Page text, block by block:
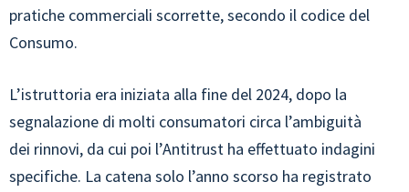
pratiche commerciali scorrette, secondo il codice del
Consumo.
L’istruttoria era iniziata alla fine del 2024, dopo la
segnalazione di molti consumatori circa l’ambiguità
dei rinnovi, da cui poi l’Antitrust ha effettuato indagini
specifiche. La catena solo l’anno scorso ha registrato